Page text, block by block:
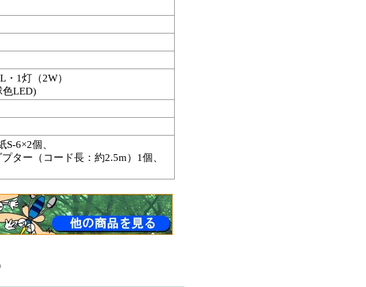
1灯（2W）
色LED)
6×2個、
ター（コード長：約2.5m）1個、